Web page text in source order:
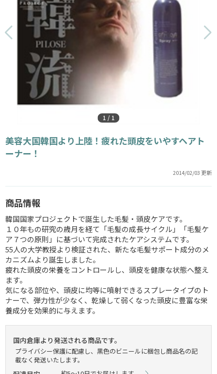
1 / 1
美容大国韓国より上陸！疲れた頭皮をいやすヘアト
ーナー！
2014/02/03 更新
商品情報
韓国国家プロジェクトで誕生した毛髪・頭皮ケアです。
１０年もの研究の歳月を経て「毛髪の成長サイクル」「毛髪ケ
ア７つの原則」に基づいて完成されたケアシステムです。
55人の大学教授より検証された、新たな毛髪サポート成分のメ
カニズムより誕生しました。
疲れた頭皮の栄養をコントロールし、頭皮を健康な状態へ整え
ます。
気になる部位や、頭皮に均等に噴射できるスプレータイプのト
ナーで、弾力性が少なく、乾燥して弱くなった頭皮に豊富な栄
養成分を効果的に与えます。
国内倉庫より発送される商品です。
プライバシー保護に配慮し、黒色のビニールに梱包し商品名の記
載なく発送いたします。